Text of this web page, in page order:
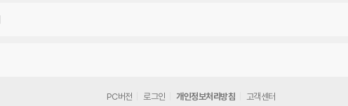
PC버전 로그인 개인정보처리방침 고객센터